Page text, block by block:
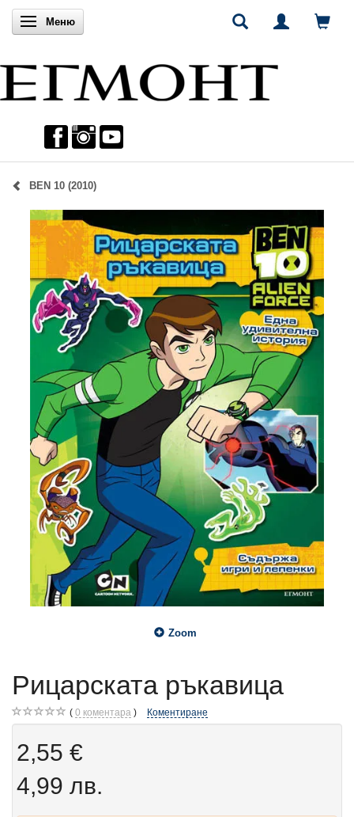
Включи навигацията
Меню
BEN 10 (2010)
Zoom
Рицарската ръкавица
0 коментара Коментиране
2,55 €
4,99 лв.